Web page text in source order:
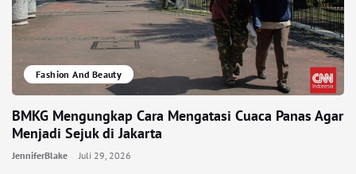
Fashion And Beauty
BMKG Mengungkap Cara Mengatasi Cuaca Panas Agar
Menjadi Sejuk di Jakarta
JenniferBlake Juli 29, 2026